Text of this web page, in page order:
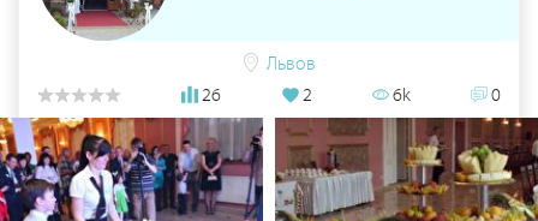
туроператора "Надія"; • на весільний торт і кенді-бар у
кольоровій гамі весілля від Кондитерського Дому "Надія".
Бронюйте вільну дату для Вашого весілля за тел.: (050)
Львов
26
2 6k 0